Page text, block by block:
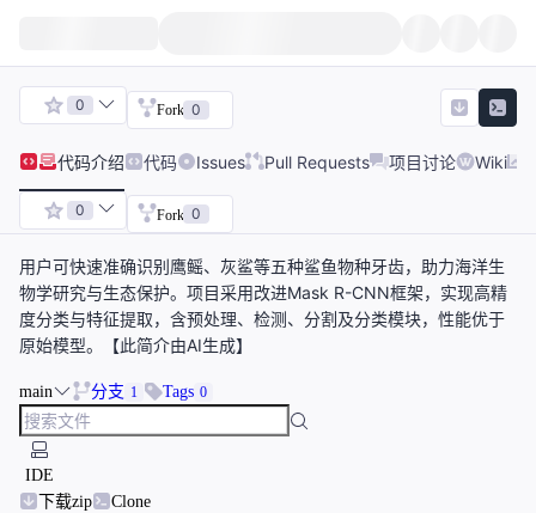
0 Fork 0
代码介绍 代码 Issues Pull Requests 项目讨论 Wiki
0 Fork 0
用户可快速准确识别鹰鳐、灰鲨等五种鲨鱼物种牙齿，助力海洋生
物学研究与生态保护。项目采用改进Mask R-CNN框架，实现高精
度分类与特征提取，含预处理、检测、分割及分类模块，性能优于
原始模型。【此简介由AI生成】
main 分支 1 Tags 0
IDE
下载zip
Clone